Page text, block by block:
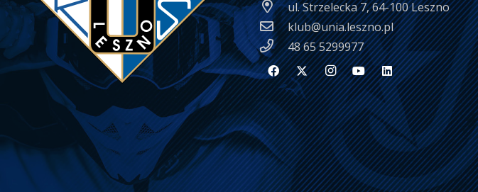
ul. Strzelecka 7, 64-100 Leszno
klub@unia.leszno.pl
48 65 5299977